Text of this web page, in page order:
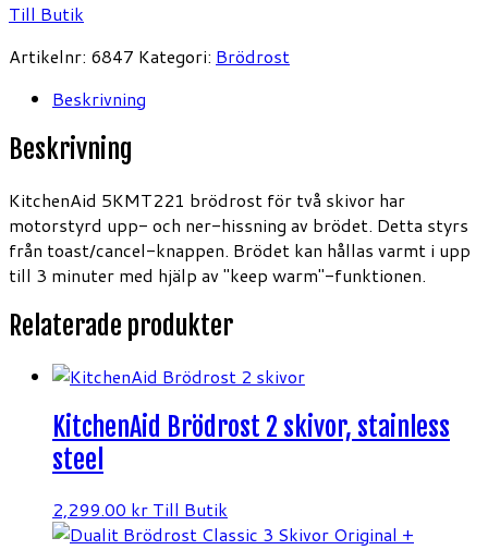
Till Butik
Artikelnr: 6847 Kategori: Brödrost
Beskrivning
Beskrivning
KitchenAid 5KMT221 brödrost för två skivor har
motorstyrd upp- och ner-hissning av brödet. Detta styrs
från toast/cancel-knappen. Brödet kan hållas varmt i upp
till 3 minuter med hjälp av "keep warm"-funktionen.
Relaterade produkter
KitchenAid Brödrost 2 skivor, stainless
steel
2,299.00 kr Till Butik